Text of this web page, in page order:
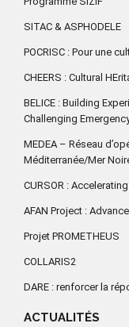
SITAC & ASPHODELE
POCRISC : Pour une
CHEERS : Cultural
BELICE : Building
Challenging
MEDEA – Réseau
Méditerranée/Mer
CURSOR :
AFAN Project :
Projet PROMETHEUS
COLLARIS2
DARE : renforcer la
ACTUALITÉS